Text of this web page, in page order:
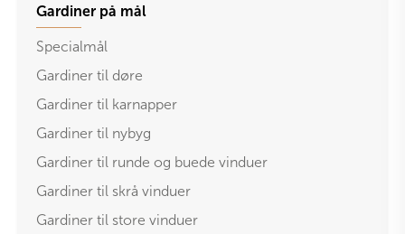
Gardiner på mål
Specialmål
Gardiner til døre
Gardiner til karnapper
Gardiner til nybyg
Gardiner til runde og buede vinduer
Gardiner til skrå vinduer
Gardiner til store vinduer